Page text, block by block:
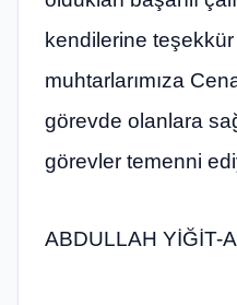
kendilerine
muhtarlarımıza
görevde olanlara
görevler temenni
ABDULLAH YİĞİT-